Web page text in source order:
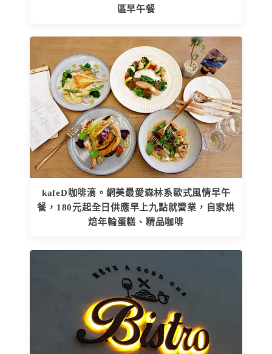
區早午餐
kafeD咖啡滴。網美最愛森林系歐式風情早午
餐，180元起全日供應早上九點就營業，自家烘
焙年輪蛋糕、精品咖啡